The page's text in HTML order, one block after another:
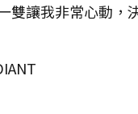
雙讓我非常心動，